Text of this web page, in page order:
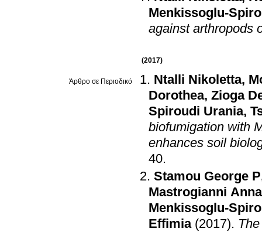
Menkissoglu-
against arthropods
(2017)
Άρθρο σε Περιοδικό Ntalli Nikoletta,
Dorothea, Zioga
Spiroudi Urania,
biofumigation with
enhances soil
40.
Stamou George P
Mastrogianni Anna
Menkissoglu-
Effimia (2017).